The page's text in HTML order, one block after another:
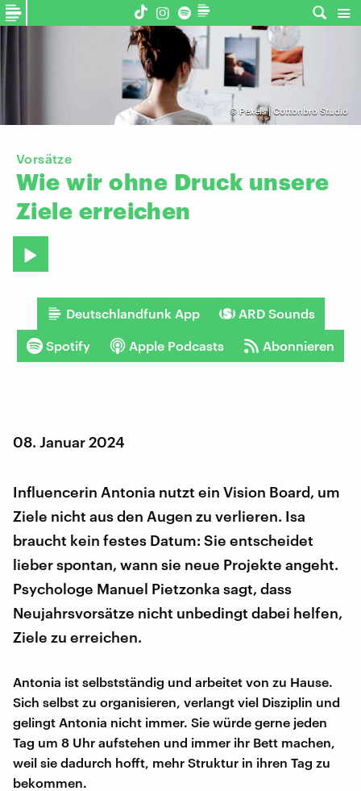
© Pexels | Cottonbro Studio
Vorsätze
Wie wir ohne Druck unsere
Ziele erreichen
Deutschlandfunk App ARD Sounds
Spotify Apple Podcasts Abonnieren
08. Januar 2024
Influencerin Antonia nutzt ein Vision Board, um
Ziele nicht aus den Augen zu verlieren. Isa
braucht kein festes Datum: Sie entscheidet
lieber spontan, wann sie neue Projekte angeht.
Psychologe Manuel Pietzonka sagt, dass
Neujahrsvorsätze nicht unbedingt dabei helfen,
Ziele zu erreichen.
Antonia ist selbstständig und arbeitet von zu Hause.
Sich selbst zu organisieren, verlangt viel Disziplin und
gelingt Antonia nicht immer. Sie würde gerne jeden
Tag um 8 Uhr aufstehen und immer ihr Bett machen,
weil sie dadurch hofft, mehr Struktur in ihren Tag zu
bekommen.